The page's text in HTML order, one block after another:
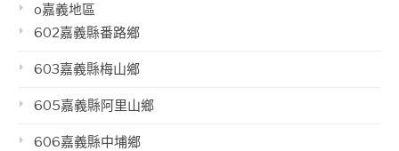
o嘉義地區
602嘉義縣番路鄉
603嘉義縣梅山鄉
605嘉義縣阿里山鄉
606嘉義縣中埔鄉